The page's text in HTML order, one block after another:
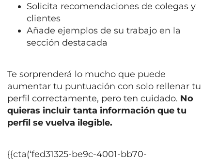
Solicita recomendaciones de colegas y
clientes
Añade ejemplos de su trabajo en la
sección destacada
Te sorprenderá lo mucho que puede
aumentar tu puntuación con solo rellenar tu
perfil correctamente, pero ten cuidado. No
quieras incluir tanta información que tu
perfil se vuelva ilegible.
{{cta(‘fed31325-be9c-4001-bb70-